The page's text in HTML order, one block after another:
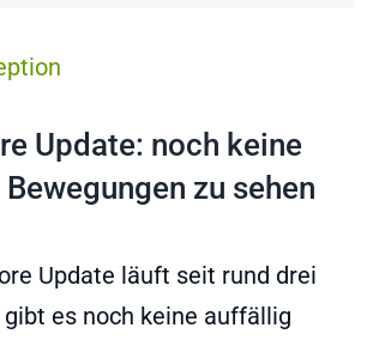
Update: noch keine
zu sehen
Update läuft seit rund drei
gibt es noch keine auffällig